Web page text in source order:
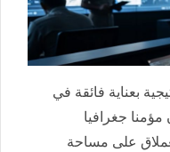
بعناية فائقة في
مؤمنا جغرافيا
على مساحة